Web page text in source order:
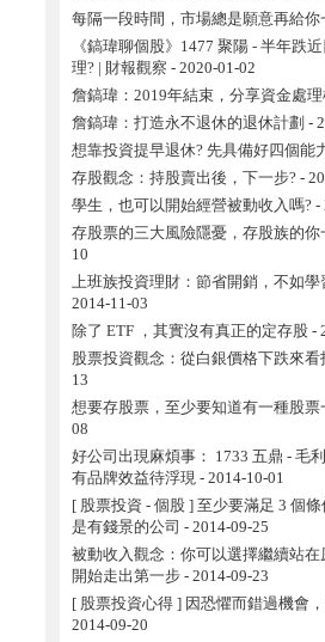
每隔一段時間，市場總是願意再給你
《鎬瑋聊個股》1477 聚陽 - 半年跌
理? | 財報觀察 - 2020-01-02
詹鎬瑋：2019年結束，分享資金處
詹鎬瑋：打造永不退休的退休計劃 -
想靠投資提早退休? 先具備好四個能
存股觀念：持股賣出後，下一步?-
學生，也可以開始經營被動收入嗎?-
存股票的三大風險隱憂，存股族的你
10
上班族投資理財：節省開銷，不如學
2014-11-03
除了 ETF ，其實沒有真正的定存股-
股票投資觀念：從白銀價格下跌來看
13
想要存股票，至少要知道有一種股票
08
好公司出現麻煩事： 1733 五鼎 - 毛
有品牌效益待浮現- 2014-10-01
[ 股票投資 - 個股 ] 至少要滿足 3 個
是有錢景的公司 - 2014-09-25
被動收入觀念：你可以選擇繼續站在
開始走出第一步 - 2014-09-23
[ 股票投資心得 ] 因恐懼而錯過機會
2014-09-20